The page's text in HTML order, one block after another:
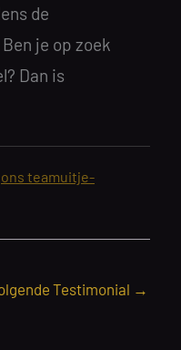
de
je op zoek
Dan is
ons teamuitje-
Testimonial →